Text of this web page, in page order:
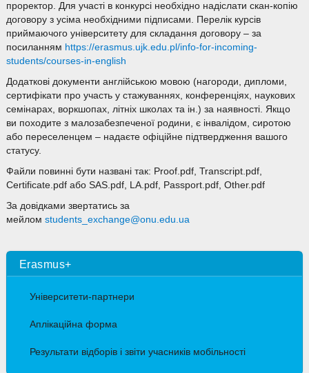
проректор. Для участі в конкурсі необхідно надіслати скан-копію
договору з усіма необхідними підписами. Перелік курсів
приймаючого університету для складання договору – за
посиланням https://erasmus.ujk.edu.pl/info-for-incoming-
students/courses-in-english
Додаткові документи англійською мовою (нагороди, дипломи,
сертифікати про участь у стажуваннях, конференціях, наукових
семінарах, воркшопах, літніх школах та ін.) за наявності. Якщо
ви походите з малозабезпеченої родини, є інвалідом, сиротою
або переселенцем – надаєте офіційне підтвердження вашого
статусу.
Файли повинні бути названі так: Proof.pdf, Transcript.pdf,
Certificate.pdf або SAS.pdf, LA.pdf, Passport.pdf, Other.pdf
За довідками звертатись за
мейлом students_exchange@onu.edu.ua
Erasmus+
Університети-партнери
Аплікаційна форма
Результати відборів і звіти учасників мобільності